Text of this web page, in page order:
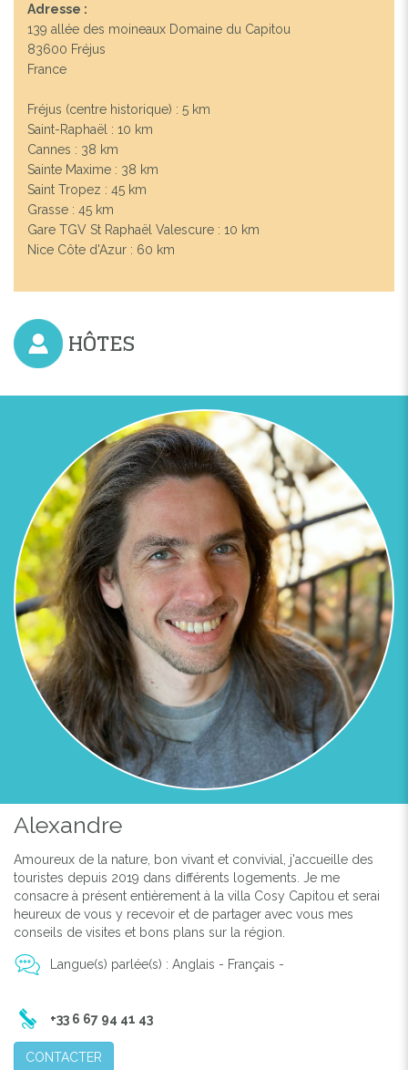
Adresse :
139 allée des moineaux Domaine du Capitou
83600 Fréjus
France
Fréjus (centre historique) : 5 km
Saint-Raphaël : 10 km
Cannes : 38 km
Sainte Maxime : 38 km
Saint Tropez : 45 km
Grasse : 45 km
Gare TGV St Raphaël Valescure : 10 km
Nice Côte d'Azur : 60 km
HÔTES
Alexandre
Amoureux de la nature, bon vivant et convivial, j'accueille des
touristes depuis 2019 dans différents logements. Je me
consacre à présent entièrement à la villa Cosy Capitou et serai
heureux de vous y recevoir et de partager avec vous mes
conseils de visites et bons plans sur la région.
Langue(s) parlée(s) : Anglais - Français -
+33 6 67 94 41 43
CONTACTER